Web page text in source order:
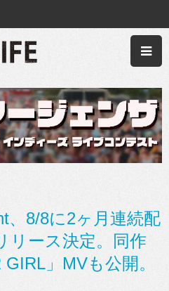
、8/8に2ヶ月連続配
リース決定。同作
」MVも公開。